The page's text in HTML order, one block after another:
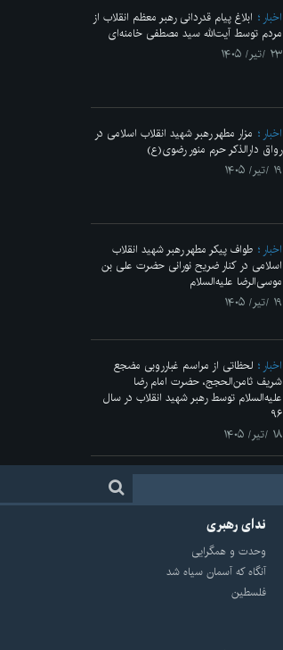
اخبار
ابلاغ پیام قدردانی رهبر معظم انقلاب از
مردم توسط آیت‌الله سید مصطفی خامنه‌ای
۲۳ /تیر/ ۱۴۰۵
اخبار
مزار مطهر رهبر شهید انقلاب اسلامی در
رواق دارالذکر حرم منور رضوی(ع)
۱۹ /تیر/ ۱۴۰۵
اخبار
طواف پیکر مطهر رهبر شهید انقلاب
اسلامی در کنار ضریح نورانی حضرت علی‌ بن
موسی‌الرضا علیه‌السلام
۱۹ /تیر/ ۱۴۰۵
اخبار
لحظاتی از مراسم غبارروبی مضجع
شریف ثامن‌الحجج، حضرت امام رضا
علیه‌السلام توسط رهبر شهید انقلاب در سال
۹۶
۱۸ /تیر/ ۱۴۰۵
ندای رهبری
وحدت و همگرایی
آنگاه که آسمان سیاه شد
فلسطین